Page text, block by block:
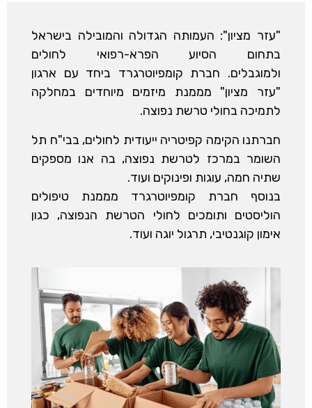
"עזר מציון": העמותה הגדולה והמובילה בישראל
בתחום הסיוע הפרא-רפואי לחולים
ולמוגבלים. חברת קומפיוטרגרד ביחד עם ארגון
"עזר מציון" מממנת מיזמים מיוחדים במחלקה
לתמיכה בחולי טרשת נפוצה.
חברתנו הקימה קפיטריה ייעודית לחולים, בבי"ח תל
השומר במרכז לטרשת נפוצה, בה אנו מספקים
שתיה חמה, עוגות ופינוקים ועוד.
בנוסף חברת קומפיוטרגרד מממנת טיפולים
הוליסטים ותומכים לחולי הטרשת הנפוצה, כגון
אימון קוגנטיבי, תרגול יוגה ועוד.